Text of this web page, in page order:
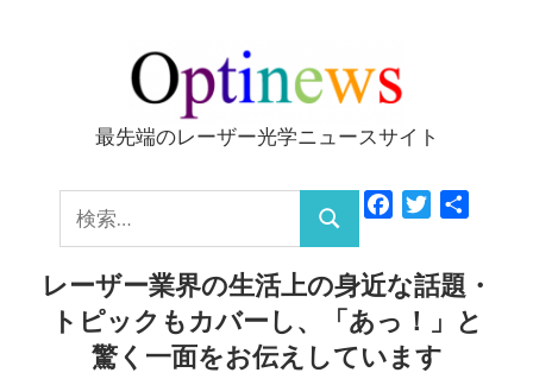
ッ
Optinews
最先端のレーザー光学ニュースサイト
索:
検
索
FacebookTwitter
レーザー業界の生活上の身近な話題・
トピックもカバーし、「あっ！」と
驚く一面をお伝えしています